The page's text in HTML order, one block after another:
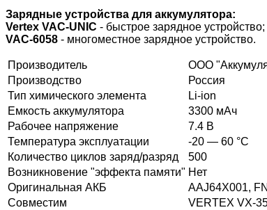
Зарядные устройства для аккумулятора:
Vertex VAC-UNIC - быстрое зарядное устройство;
VAC-6058 - многоместное зарядное устройство.
Производитель
ООО
Производство
Россия
Тип химического элемента
Li-ion
Емкость аккумулятора
3300 мАч
Рабочее напряжение
7.4 В
Температура эксплуатации
-20 — 60 °C
Количество циклов заряд/разряд
500
Возникновение "эффекта памяти" Нет
Оригинальная АКБ
AAJ64X001,
Совместим
VERTEX VX-